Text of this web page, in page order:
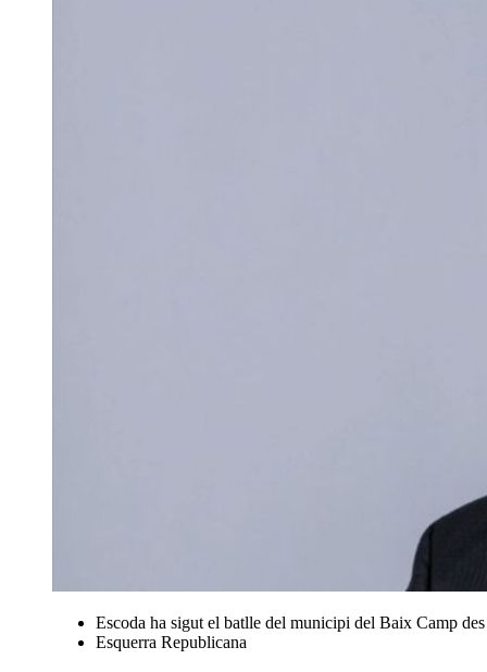
Escoda ha sigut el batlle del municipi del Baix Camp
Esquerra Republicana